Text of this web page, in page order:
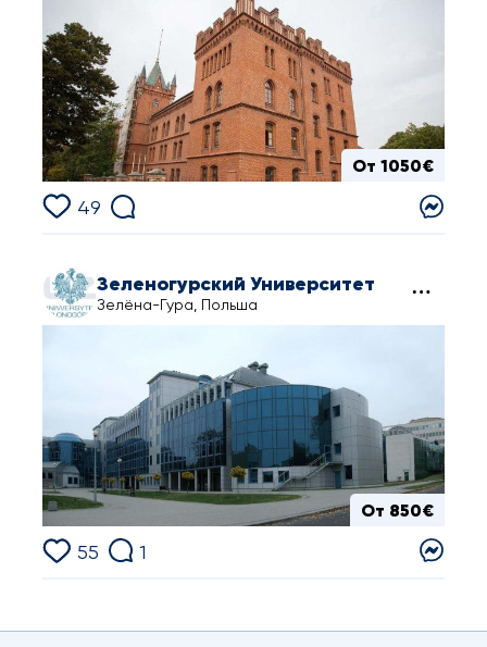
От 1050€
49
Зеленогурский Университет
Зелёна-Гура, Польша
От 850€
55 1